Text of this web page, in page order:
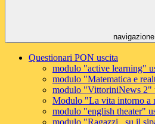
navigazione
Questionari PON uscita
modulo "active learning"
modulo "Matematica e
modulo "VittoriniNews 2"
Modulo "La vita intorno a
modulo "english theater"